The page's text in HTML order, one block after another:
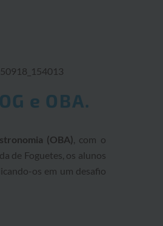
e OBA.
(OBA), com o
de Foguetes, os alunos
os em um desafio